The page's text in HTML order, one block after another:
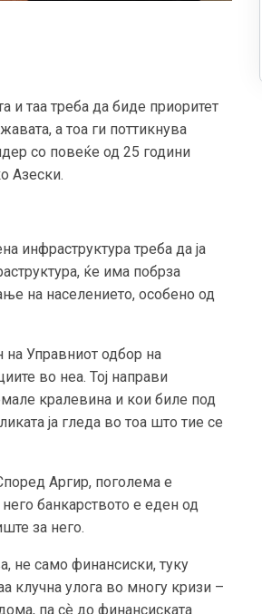
и таа треба да биде приоритет
а тоа ги поттикнува
со повеќе од 25 години
Азески.
инфраструктура треба да ја
ќе има побрза
на населението, особено од
на Управниот одбор на
во неа. Тој направи
кралевина и кои биле под
ја гледа во тоа што тие се
Аргир, поголема е
банкарството е еден од
за него.
не само финансиски, туку
клучна улога во многу кризи –
па сѐ до финансиската